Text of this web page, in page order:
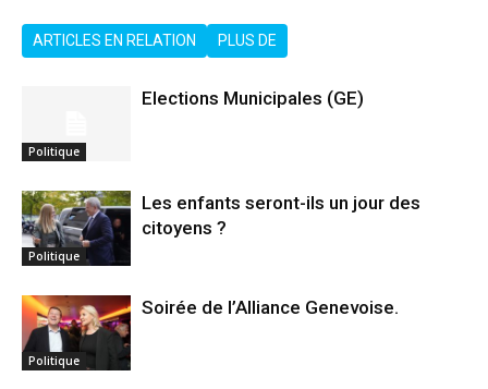
ARTICLES EN RELATION PLUS DE
Politique
Elections Municipales (GE)
Politique
Les enfants seront-ils un jour des
citoyens ?
Politique
Soirée de l’Alliance Genevoise.